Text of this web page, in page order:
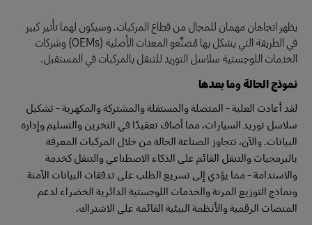
يظهر اتجاهان مهمان للمجال من قطاع المركبات. وسيكون لهما تأثير كبير
في الطريقة التي يشكل بها مُصنِّعو المعدات الأصلية (OEMs) وشركات
الخدمات اللوجستية سلاسل التوريد للتنقل بالمركبات في المستقبل.
نموذج الحالة وما بعدها
لقد أعادت العلبة - المتصلة والمستقلة والمشتركة والمكهربة - تشكيل
سلاسل توريد السيارات، مما أضاف تعقيدًا في التخزين والتسليم وإدارة
البيانات. والآن، تتجاوز الصناعة الحالة من خلال المركبات المعرفة
بالبرمجيات والتنقل القائم على الذكاء الاصطناعي والتنقل كخدمة
والاستدامة - مما يؤدي إلى تسريع الطلب على تدفقات البيانات الآمنة
ونماذج التوزيع المرنة والخدمات اللوجستية الدائرية الخضراء لدعم
المنصات الرقمية والأنظمة البيئية القائمة على الاشتراك.